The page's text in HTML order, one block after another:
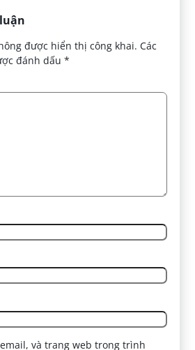
được hiển thị công khai. Các
đánh dấu*
và trang web trong trình